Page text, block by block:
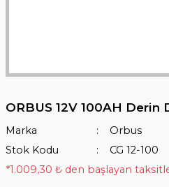
ORBUS 12V 100AH Derin
Marka
Orbus
Stok Kodu
CG 12-100
*1.009,30 ₺ den başlayan